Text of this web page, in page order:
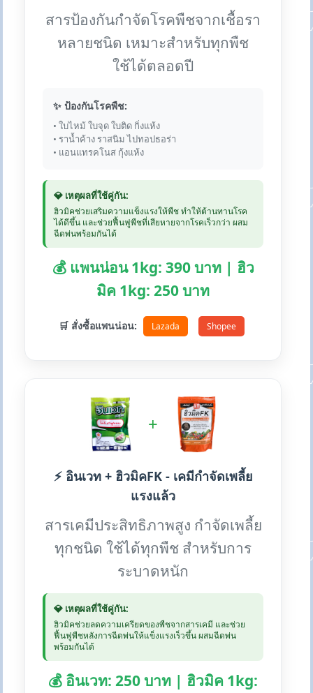
สารป้องกันกำจัดโรคพืชจากเชื้อรา
หลายชนิด เหมาะสำหรับทุกพืช
ใช้ได้ตลอดปี
✨ ป้องกันโรคพืช:
• ใบไหม้ ใบจุด ใบติด กิ่งแห้ง
• ราน้ำค้าง ราสนิม ไปทอปธอร่า
• แอนแทรคโนส กุ้งแห้ง
💎 เหตุผลที่ใช้คู่กัน:
ฮิวมิคช่วยเสริมความแข็งแรงให้พืช ทำให้ต้านทานโรค
ได้ดีขึ้น และช่วยฟื้นฟูพืชที่เสียหายจากโรคเร็วกว่า ผสม
ฉีดพ่นพร้อมกันได้
💰 แพนน่อน 1kg: 390 บาท | ฮิว
มิค 1kg: 250 บาท
🛒 สั่งซื้อแพนน่อน: Lazada Shopee
+
⚡ อินเวท + ฮิวมิคFK - เคมีกำจัดเพลี้ย
แรงแล้ว
สารเคมีประสิทธิภาพสูง กำจัดเพลี้ย
ทุกชนิด ใช้ได้ทุกพืช สำหรับการ
ระบาดหนัก
💎 เหตุผลที่ใช้คู่กัน:
ฮิวมิคช่วยลดความเครียดของพืชจากสารเคมี และช่วย
ฟื้นฟูพืชหลังการฉีดพ่นให้แข็งแรงเร็วขึ้น ผสมฉีดพ่น
พร้อมกันได้
💰 อินเวท: 250 บาท | ฮิวมิค 1kg: